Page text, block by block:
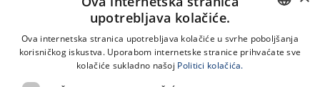
CROATIAN
upotrebljava kolačiće.
Ova internetska stranica upotrebljava kolačiće u svrhe poboljšanja
korisničkog iskustva. Uporabom internetske stranice prihvaćate sve
kolačiće sukladno našoj Politici kolačića.